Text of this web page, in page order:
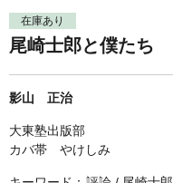
単行本◆日本語史
単行本◆美術
Ｗｅｂ版
美本なし
古書目録
在庫あり
尾崎士郎と僕たち
影山 正治
大東塾出版部
カバ帯 やけしみ